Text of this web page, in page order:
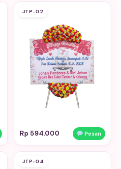
JTP-02
Rp 594.000 Pesan
JTP-04